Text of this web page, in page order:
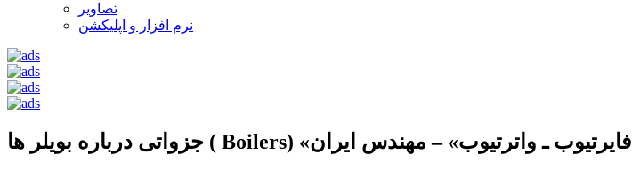
تصاویر
نرم افزار و اپلیکشن
جزواتی درباره بویلر ها ( Boilers) «فایرتیوب ـ واترتیوب» – مهندس ایران